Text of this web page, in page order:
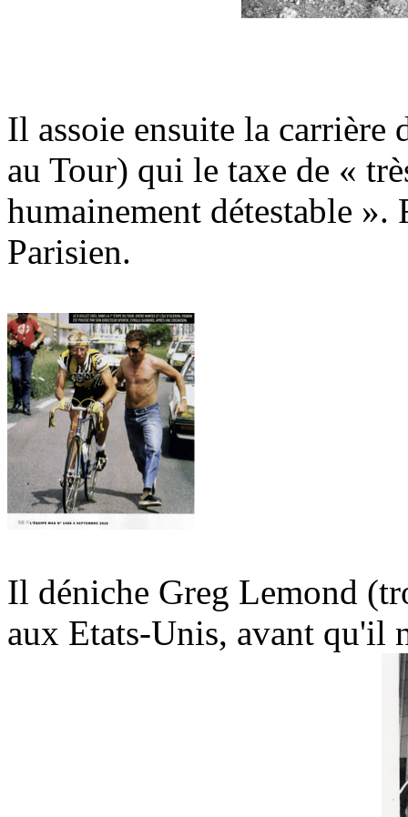
Il assoie ensuite la
au Tour) qui le taxe de «
humainement détestable
Parisien.
Il déniche Greg Lemond
aux Etats-Unis, avant qu'il